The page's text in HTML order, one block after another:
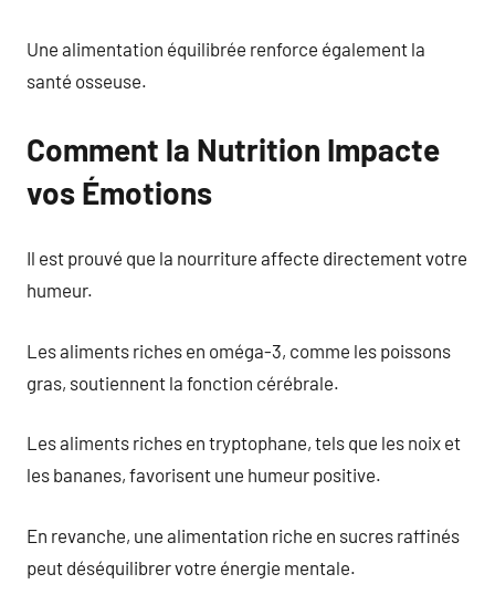
Une alimentation équilibrée renforce également la
santé osseuse.
Comment la Nutrition Impacte
vos Émotions
Il est prouvé que la nourriture affecte directement votre
humeur.
Les aliments riches en oméga-3, comme les poissons
gras, soutiennent la fonction cérébrale.
Les aliments riches en tryptophane, tels que les noix et
les bananes, favorisent une humeur positive.
En revanche, une alimentation riche en sucres raffinés
peut déséquilibrer votre énergie mentale.